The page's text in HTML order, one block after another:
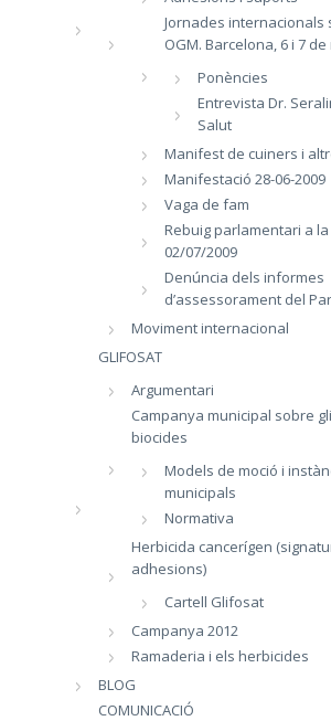
Jornades internacionals
OGM. Barcelona, 6 i 7
Ponències
Entrevista Dr.
Salut
Manifest de cuiners i
Manifestació 28-06-2009
Vaga de fam
Rebuig parlamentari a
02/07/2009
Denúncia dels informes
d’assessorament del
Moviment internacional
GLIFOSAT
Argumentari
Campanya municipal sobre
biocides
Models de moció i
municipals
Normativa
Herbicida cancerígen
adhesions)
Cartell Glifosat
Campanya 2012
Ramaderia i els herbicides
BLOG
COMUNICACIÓ